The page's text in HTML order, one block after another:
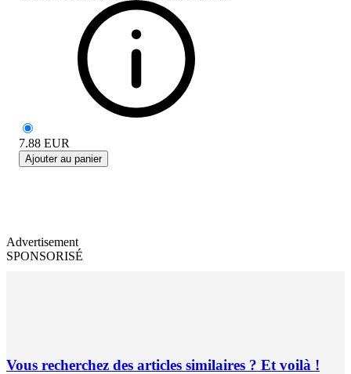
7.88 EUR
Ajouter au panier
Advertisement
SPONSORISÉ
Vous recherchez des articles similaires ? Et voilà !